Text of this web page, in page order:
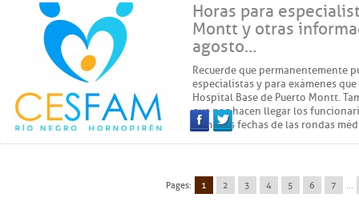
Horas para
Montt y otras
agosto…
Recuerde que permanentemente
especialistas y para exámenes
Hospital Base de Puerto Montt.
que nos hacen llegar los
como las fechas de las rondas
FacebookTwitter
Pages: 1 2 3 4 5 6 7 ...